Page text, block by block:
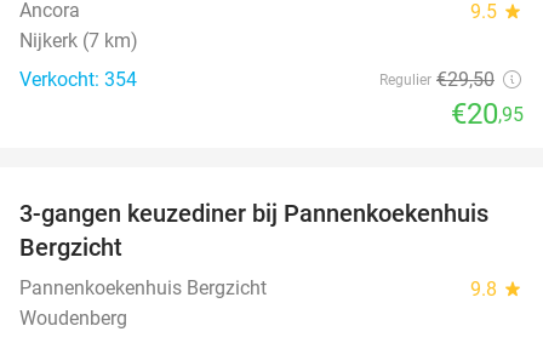
Ancora 9.5 star
Nijkerk (7 km)
Verkocht: 354
Regulier €29,50
€20,95
42%
3-gangen keuzediner bij Pannenkoekenhuis
Bergzicht
Pannenkoekenhuis Bergzicht 9.8 star
Woudenberg